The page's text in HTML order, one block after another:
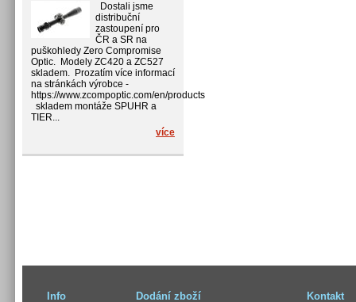
Dostali jsme
distribuční
zastoupení pro
ČR a SR na
puškohledy Zero Compromise
Optic. Modely ZC420 a ZC527
skladem. Prozatím více informací
na stránkách výrobce -
https://www.zcompoptic.com/en/products
skladem montáže SPUHR a
TIER...
více
Info Dodání zboží Kontakt